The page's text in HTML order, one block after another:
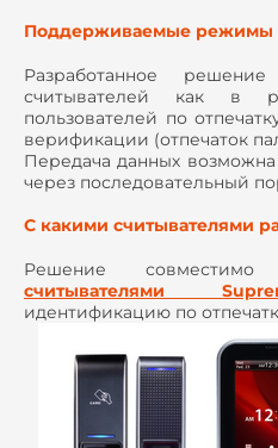
Поддерживаемые режимы
Разработанное
считывателей как в
пользователей по
верификации (отпечаток
Передача данных
через последовательный
С какими считывателями
Решение
считывателями
идентификацию по